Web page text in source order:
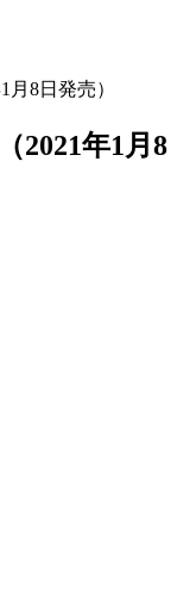
月8日発売）
2021年1月8